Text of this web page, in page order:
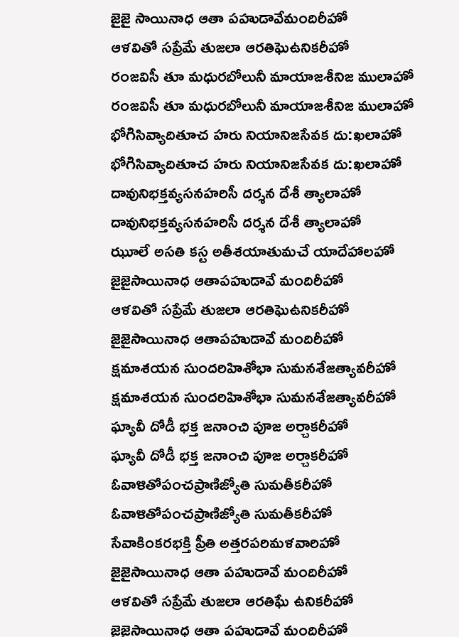
జైజై సాయినాధ ఆతా పహుడావేమందిరీహో
ఆళవితో సప్రేమే తుజలా ఆరతిఘె‌ఉనికరీహో
రంజవిసీ తూ మధురబోలునీ మాయాజశీనిజ ములాహో
రంజవిసీ తూ మధురబోలునీ మాయాజశీనిజ ములాహో
భోగిసివ్యాదితూచ హరు నియానిజసేవక దు:ఖలాహో
భోగిసివ్యాదితూచ హరు నియానిజసేవక దు:ఖలాహో
దావునిభక్తవ్యసనహరిసీ దర్శన దేశీ త్యాలాహో
దావునిభక్తవ్యసనహరిసీ దర్శన దేశీ త్యాలాహో
ఝూలే అసతి కస్ట అతీశయాతుమచే యాదేహాలహో
జైజైసాయినాధ ఆతాపహుడావే మందిరీహో
ఆళవితో సప్రేమే తుజలా ఆరతిఘె‌ఉనికరీహో
జైజైసాయినాధ ఆతాపహుడావే మందిరీహో
క్షమాశయన సుందరిహిశోభా సుమనశేజత్యావరీహో
క్షమాశయన సుందరిహిశోభా సుమనశేజత్యావరీహో
ఘ్యావీ దోడీ భక్త జనాంచి పూజ అర్చాకరీహో
ఘ్యావీ దోడీ భక్త జనాంచి పూజ అర్చాకరీహో
ఓవాళితోపంచప్రాణిజ్యోతి సుమతీకరీహో
ఓవాళితోపంచప్రాణిజ్యోతి సుమతీకరీహో
సేవాకింకరభక్తి ప్రీతి అత్తరపరిమళవారిహో
జైజైసాయినాధ ఆతా పహుడావే మందిరీహో
ఆళవితో సప్రేమే తుజలా ఆరతిఘే ఉనికరీహో
జైజైసాయినాధ ఆతా పహుడావే మందిరీహో